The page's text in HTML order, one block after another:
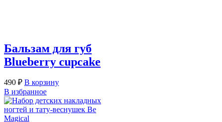
Бальзам для губ
Blueberry cupcake
490 ₽ В корзину
В избранное